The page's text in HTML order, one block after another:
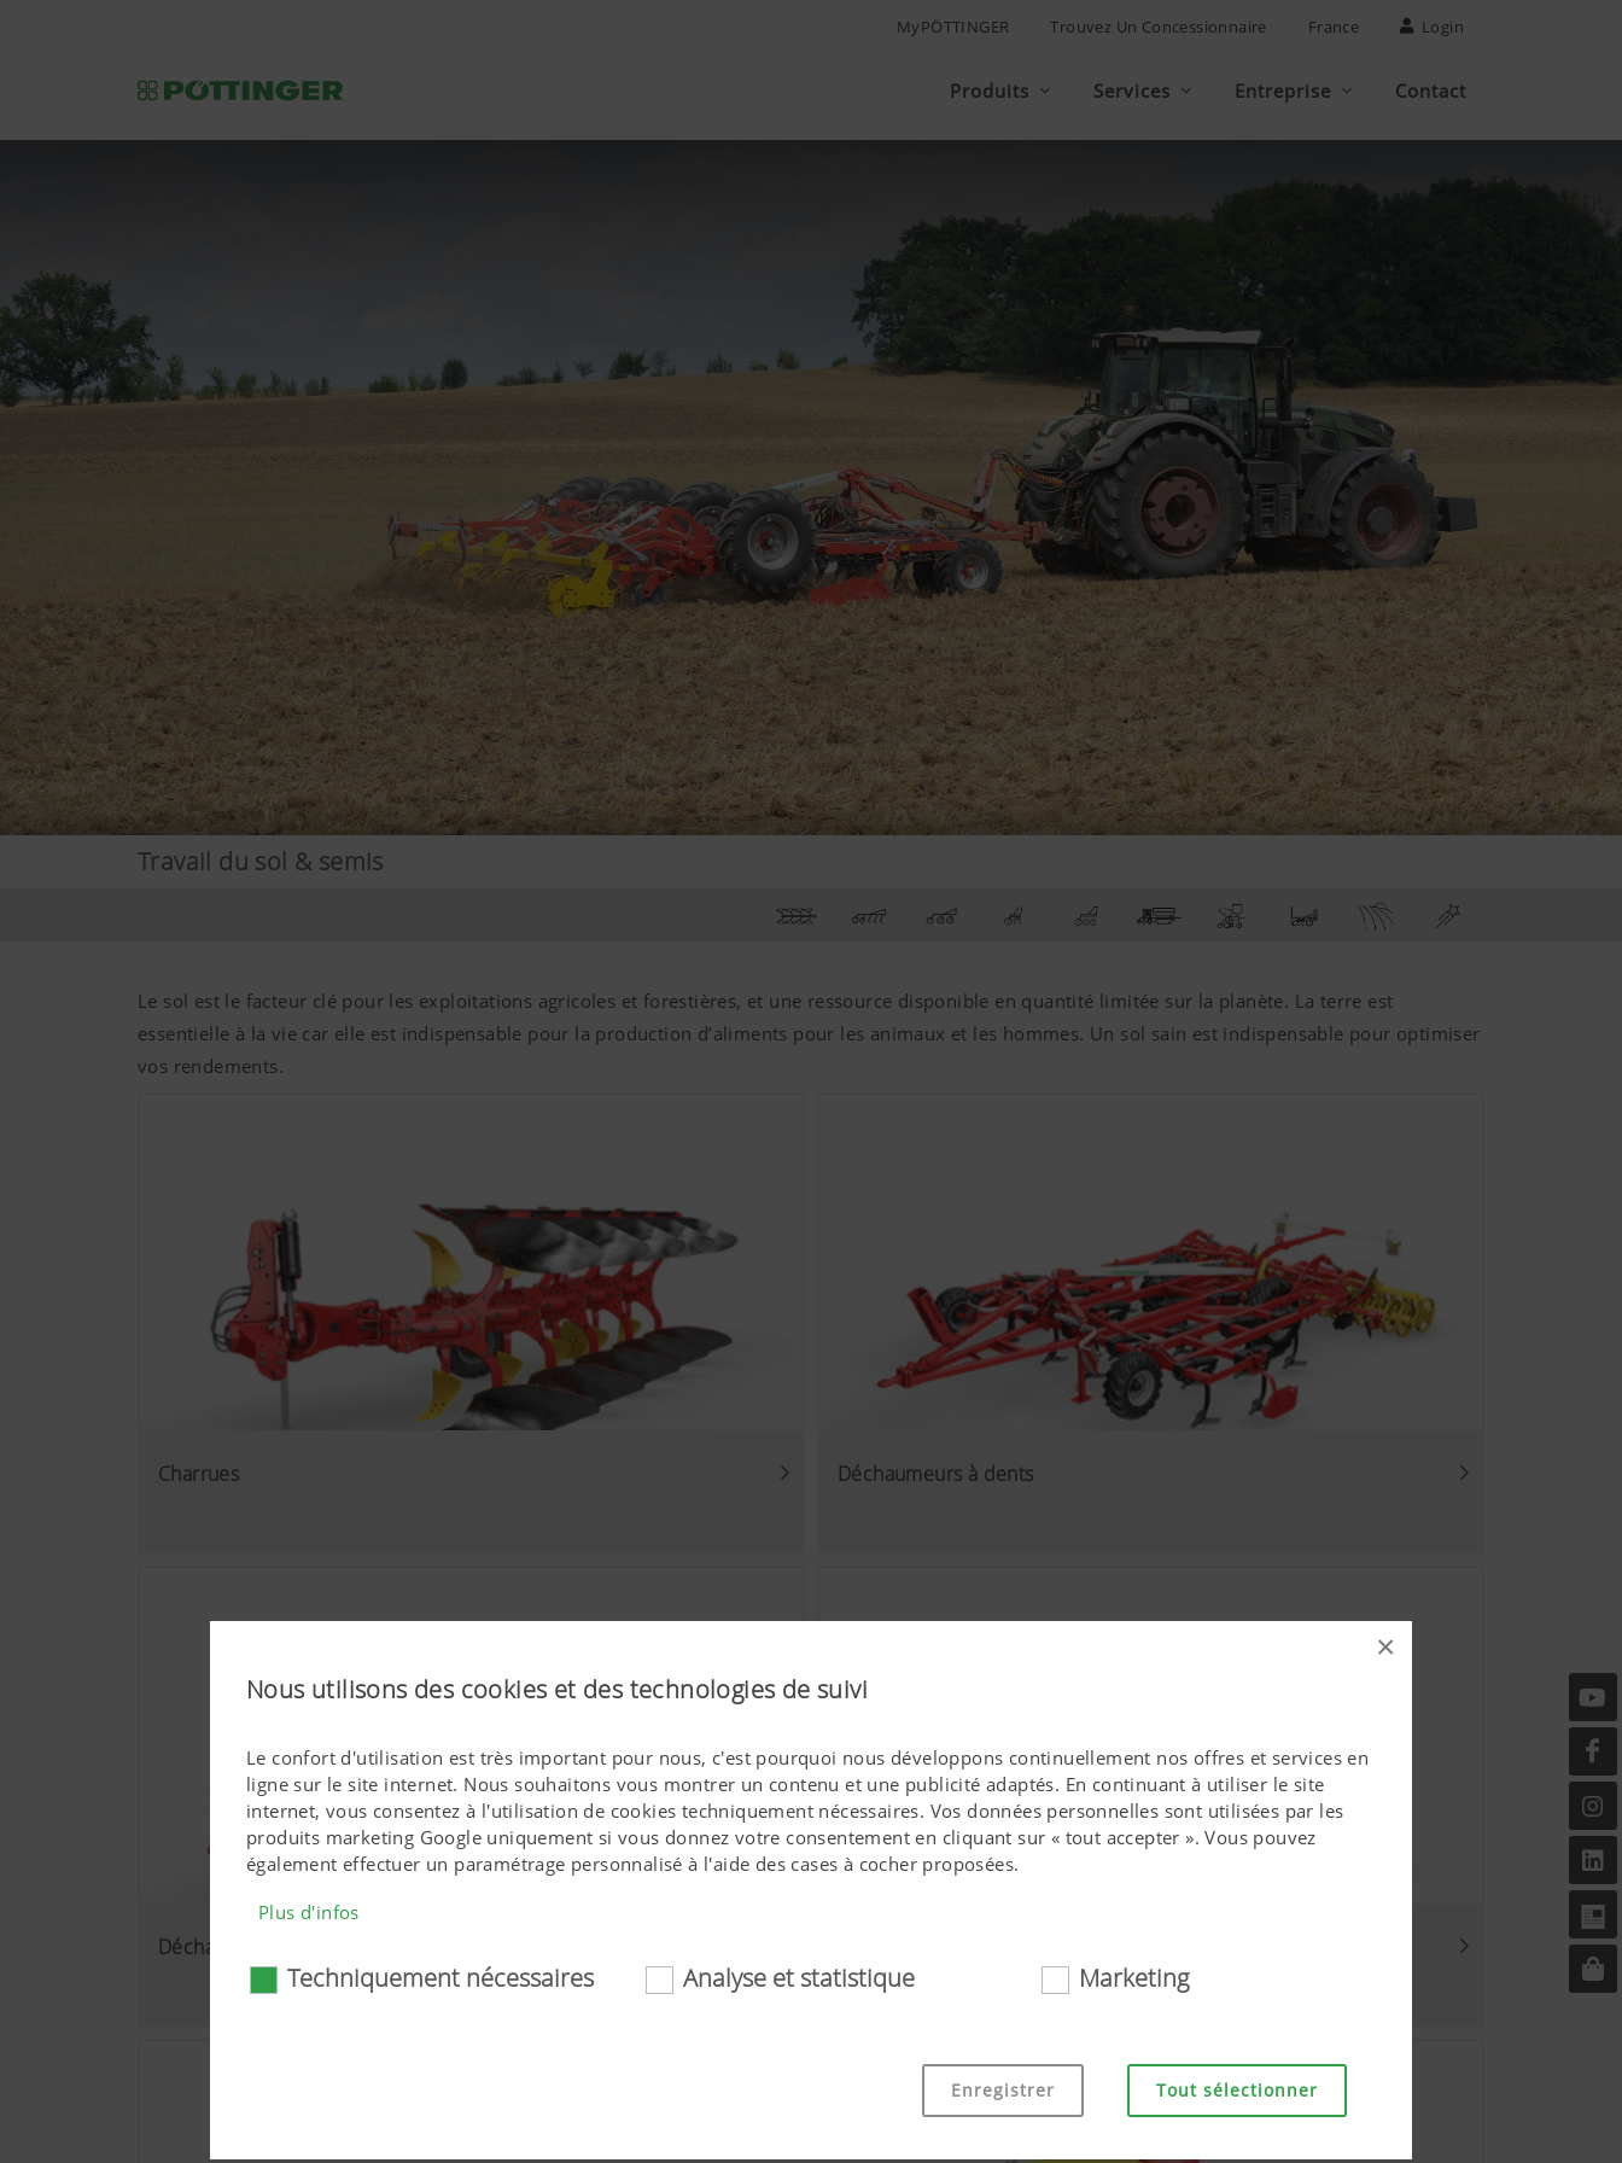
×
Nous utilisons des cookies et des technologies de suivi
Le confort d'utilisation est très important pour nous, c'est pourquoi nous développons continuellement nos offres et services en
ligne sur le site internet. Nous souhaitons vous montrer un contenu et une publicité adaptés. En continuant à utiliser le site
internet, vous consentez à l'utilisation de cookies techniquement nécessaires. Vos données personnelles sont utilisées par les
produits marketing Google uniquement si vous donnez votre consentement en cliquant sur « tout accepter ». Vous pouvez
également effectuer un paramétrage personnalisé à l'aide des cases à cocher proposées.
Certaines technologies web et cookies aident à rendre ce site internet plus accessible et convivial pour l'utilisateur. Il
s'agit notamment de certaines fonctionnalités de base, comme la navigation sur le site internet, tout comme un affichage
Plus d'infos
Techniquement nécessaires Analyse et statistique Marketing
Enregistrer Tout sélectionner
MyPÖTTINGER Trouvez Un Concessionnaire France Login
Produits Services Entreprise Contact
Travail du sol & semis
Le sol est le facteur clé pour les exploitations agricoles et forestières, et une ressource disponible en quantité limitée sur la planète. La terre est
essentielle à la vie car elle est indispensable pour la production d’aliments pour les animaux et les hommes. Un sol sain est indispensable pour optimiser
vos rendements.
Charrues Déchaumeurs à dents
Déchaumeurs à disques